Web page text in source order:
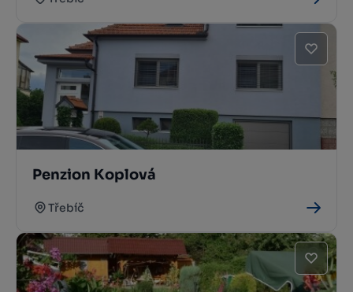
Penzion Koplová
Třebíč